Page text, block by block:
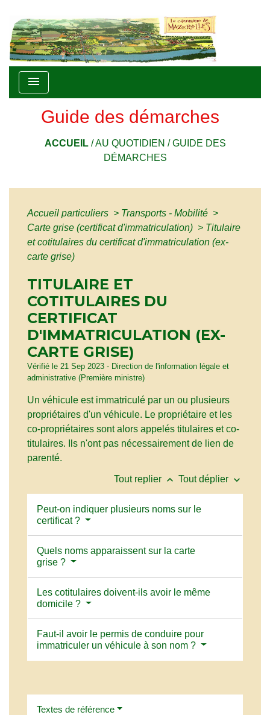
menu
Guide des démarches
ACCUEIL/AU QUOTIDIEN /GUIDE DES
DÉMARCHES
Accueil particuliers > Transports - Mobilité >
Carte grise (certificat d'immatriculation) > Titulaire
et cotitulaires du certificat d'immatriculation (ex-
carte grise)
TITULAIRE ET
COTITULAIRES DU
CERTIFICAT
D'IMMATRICULATION (EX-
CARTE GRISE)
Vérifié le 21 Sep 2023 - Direction de l'information légale et
administrative (Première ministre)
Un véhicule est immatriculé par un ou plusieurs
propriétaires d'un véhicule. Le propriétaire et les
co-propriétaires sont alors appelés titulaires et co-
titulaires. Ils n'ont pas nécessairement de lien de
parenté.
Tout replier keyboard_arrow_up Tout déplier keyboard_arrow_down
Peut-on indiquer plusieurs noms sur le
certificat ?
Quels noms apparaissent sur la carte
grise ?
Les cotitulaires doivent-ils avoir le même
domicile ?
Faut-il avoir le permis de conduire pour
immatriculer un véhicule à son nom ?
Textes de référence